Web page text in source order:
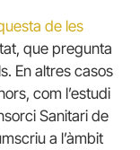
de les
que pregunta
En altres casos
com l’estudi
Sanitari de
a l’àmbit